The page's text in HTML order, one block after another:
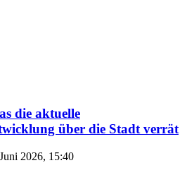
die aktuelle
über die Stadt verrät
2026, 15:40